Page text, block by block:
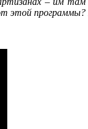
программы?